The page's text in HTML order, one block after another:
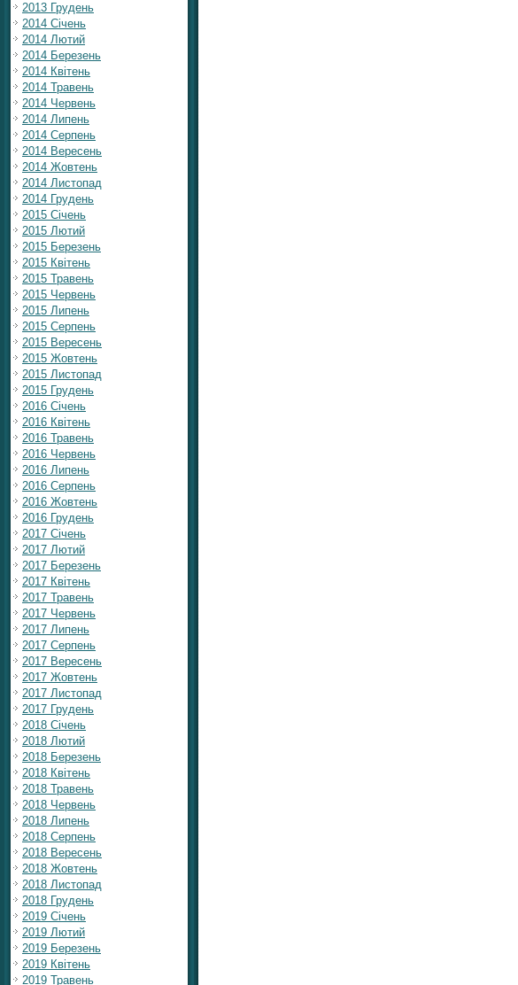
2013 Грудень
2014 Січень
2014 Лютий
2014 Березень
2014 Квітень
2014 Травень
2014 Червень
2014 Липень
2014 Серпень
2014 Вересень
2014 Жовтень
2014 Листопад
2014 Грудень
2015 Січень
2015 Лютий
2015 Березень
2015 Квітень
2015 Травень
2015 Червень
2015 Липень
2015 Серпень
2015 Вересень
2015 Жовтень
2015 Листопад
2015 Грудень
2016 Січень
2016 Квітень
2016 Травень
2016 Червень
2016 Липень
2016 Серпень
2016 Жовтень
2016 Грудень
2017 Січень
2017 Лютий
2017 Березень
2017 Квітень
2017 Травень
2017 Червень
2017 Липень
2017 Серпень
2017 Вересень
2017 Жовтень
2017 Листопад
2017 Грудень
2018 Січень
2018 Лютий
2018 Березень
2018 Квітень
2018 Травень
2018 Червень
2018 Липень
2018 Серпень
2018 Вересень
2018 Жовтень
2018 Листопад
2018 Грудень
2019 Січень
2019 Лютий
2019 Березень
2019 Квітень
2019 Травень